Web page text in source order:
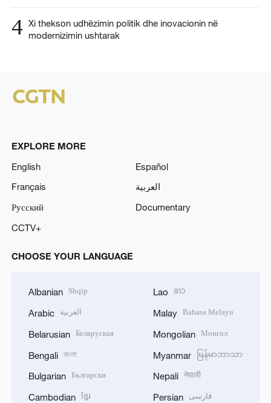
4 Xi thekson udhëzimin politik dhe inovacionin në
modernizimin ushtarak
EXPLORE MORE
English
Español
Français
العربية
Русский
Documentary
CCTV+
CHOOSE YOUR LANGUAGE
Albanian Shqip
Arabic العربية
Belarusian Беларуская
Bengali বাংলা
Bulgarian Български
Cambodian ខ្មែរ
Lao ລາວ
Malay Bahasa Melayu
Mongolian Монгол
Myanmar မြန်မာဘာသာ
Nepali नेपाली
Persian فارسی